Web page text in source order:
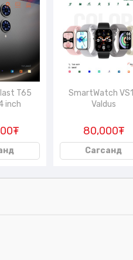
T65
inch
SmartWatch
Valdus
80,000₮
Сагсанд